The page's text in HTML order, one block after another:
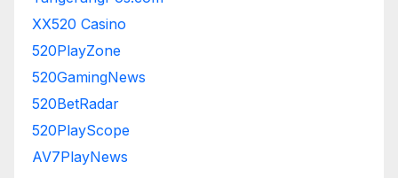
XX520 Casino
520PlayZone
520GamingNews
520BetRadar
520PlayScope
AV7PlayNews